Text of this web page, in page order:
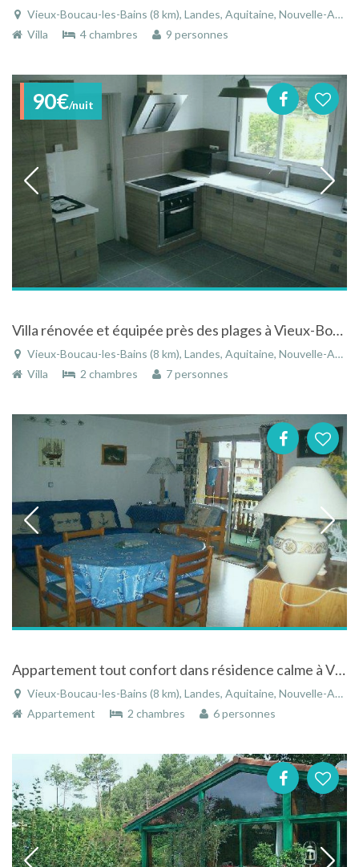
Vieux-Boucau-les-Bains (8 km), Landes, Aquitaine, Nouvelle-Aquitaine, France
Villa
4 chambres 9 personnes
90€/nuit
Villa rénovée et équipée près des plages à Vieux-Boucau-les-Bains dans les Landes en Aquitaine
Vieux-Boucau-les-Bains (8 km), Landes, Aquitaine, Nouvelle-Aquitaine, France
Villa
2 chambres 7 personnes
Appartement tout confort dans résidence calme à Vieux-Boucau-les-Bains dans les Landes en Aquitaine
Vieux-Boucau-les-Bains (8 km), Landes, Aquitaine, Nouvelle-Aquitaine, France
Appartement
2 chambres 6 personnes